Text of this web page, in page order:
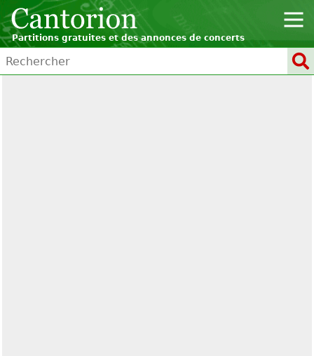
Partitions gratuites et des annonces de concerts